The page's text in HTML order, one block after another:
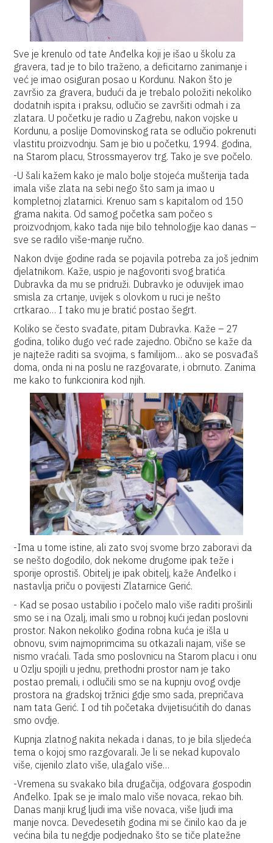
Sve je krenulo od tate Anđelka koji je išao u školu za
gravera, tad je to bilo traženo, a deficitarno zanimanje i
već je imao osiguran posao u Kordunu. Nakon što je
završio za gravera, budući da je trebalo položiti nekoliko
dodatnih ispita i praksu, odlučio se završiti odmah i za
zlatara. U početku je radio u Zagrebu, nakon vojske u
Kordunu, a poslije Domovinskog rata se odlučio pokrenuti
vlastitu proizvodnju. Sam je bio u početku, 1994. godina,
na Starom placu, Strossmayerov trg. Tako je sve počelo.
-U šali kažem kako je malo bolje stojeća mušterija tada
imala više zlata na sebi nego što sam ja imao u
kompletnoj zlatarnici. Krenuo sam s kapitalom od 150
grama nakita. Od samog početka sam počeo s
proizvodnjom, kako tada nije bilo tehnologije kao danas –
sve se radilo više-manje ručno.
Nakon dvije godine rada se pojavila potreba za još jednim
djelatnikom. Kaže, uspio je nagovoriti svog bratića
Dubravka da mu se pridruži. Dubravko je oduvijek imao
smisla za crtanje, uvijek s olovkom u ruci je nešto
crtkarao… I tako mu je bratić postao šegrt.
Koliko se često svađate, pitam Dubravka. Kaže – 27
godina, toliko dugo već rade zajedno. Obično se kaže da
je najteže raditi sa svojima, s familijom… ako se posvađaš
doma, onda ni na poslu ne razgovarate, i obrnuto. Zanima
me kako to funkcionira kod njih.
-Ima u tome istine, ali zato svoj svome brzo zaboravi da
se nešto dogodilo, dok nekome drugome ipak teže i
sporije oprostiš. Obitelj je ipak obitelj, kaže Anđelko i
nastavlja priču o povijesti Zlatarnice Gerić.
- Kad se posao ustabilio i počelo malo više raditi proširili
smo se i na Ozalj, imali smo u robnoj kući jedan poslovni
prostor. Nakon nekoliko godina robna kuća je išla u
obnovu, svim najmoprimcima su otkazali najam, više se
nismo vraćali. Tada smo poslovnicu na Starom placu i onu
u Ozlju spojili u jednu, prethodni prostor nam je tako
postao premali, i odlučili smo se na kupnju ovog ovdje
prostora na gradskoj tržnici gdje smo sada, prepričava
nam tata Gerić. I od tih početaka dvijetisućitih do danas
smo ovdje.
Kupnja zlatnog nakita nekada i danas, to je bila sljedeća
tema o kojoj smo razgovarali. Je li se nekad kupovalo
više, cijenilo zlato više, ulagalo više…
-Vremena su svakako bila drugačija, odgovara gospodin
Anđelko. Ipak se je imalo malo više novaca, rekao bih.
Danas manji krug ljudi ima više novaca, više ljudi ima
manje novca. Devedesetih godina mi se činilo kao da je
većina bila tu negdje podjednako što se tiče platežne